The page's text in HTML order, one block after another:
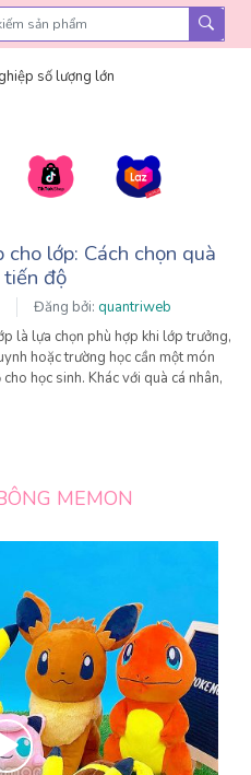
số lượng lớn
lớp: Cách chọn quà
độ
Đăng bởi: quantriweb
là lựa chọn phù hợp khi lớp trưởng,
hoặc trường học cần một món
học sinh. Khác với quà cá nhân,
MEMON